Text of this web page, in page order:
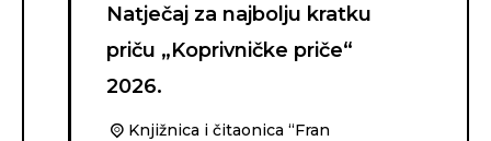
Natječaj za najbolju kratku
priču „Koprivničke priče“
2026.
Knjižnica i čitaonica “Fran